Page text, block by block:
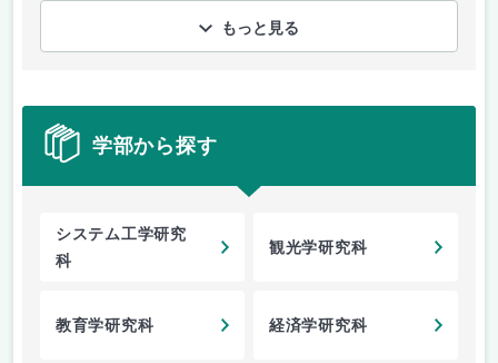
もっと見る
学部から探す
システム工学研究
科
観光学研究科
教育学研究科 経済学研究科